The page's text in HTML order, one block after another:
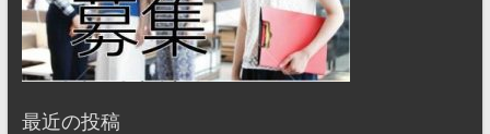
最近の投稿